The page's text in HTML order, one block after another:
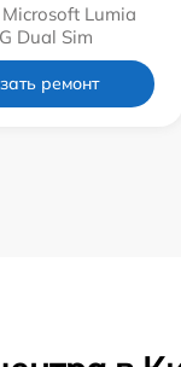
Lumia
Dual Sim
ремонт